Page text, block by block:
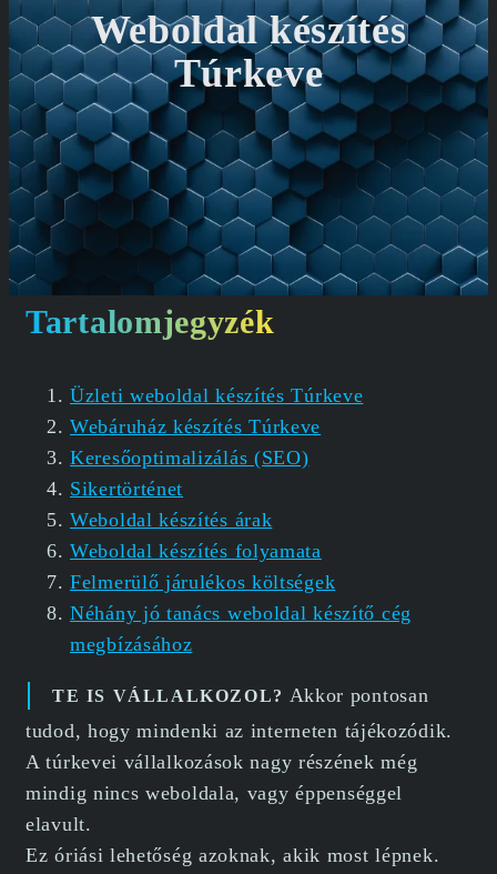
Weboldal készítés
Túrkeve
Tartalomjegyzék
Üzleti weboldal készítés Túrkeve
Webáruház készítés Túrkeve
Keresőoptimalizálás (SEO)
Sikertörténet
Weboldal készítés árak
Weboldal készítés folyamata
Felmerülő járulékos költségek
Néhány jó tanács weboldal készítő cég
megbízásához
TE IS VÁLLALKOZOL? Akkor pontosan
tudod, hogy mindenki az interneten tájékozódik.
A túrkevei vállalkozások nagy részének még
mindig nincs weboldala, vagy éppenséggel
elavult.
Ez óriási lehetőség azoknak, akik most lépnek.